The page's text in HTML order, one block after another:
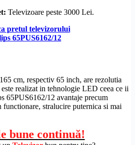
Televizoare peste 3000 Lei.
pretul televizorului
65PUS6162/12
cm, respectiv 65 inch, are rezolutia
realizat in tehnologie LED ceea ce ii
65PUS6162/12 avantaje precum
functionare, stralucire puternica si mai
bune continuă!